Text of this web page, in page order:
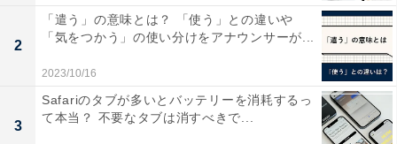
「努める」の意味
「努める」とは、努力や取り組みを意味する言葉です。
「努める」は、目標や目的を達成するために努力するこ
2
「遣う」の意味とは？ 「使う」との違いや
「気をつかう」の使い分けをアナウンサーが...
2023/10/16
3
Safariのタブが多いとバッテリーを消耗するっ
て本当？ 不要なタブは消すべきで...